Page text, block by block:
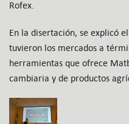
Rofex.
En la disertación, se explicó
tuvieron los mercados a
herramientas que ofrece
cambiaria y de productos